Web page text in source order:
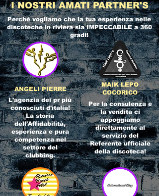
I NOSTRI AMATI PARTNER'S
Perchè vogliamo che la tua esperienza nelle
discoteche in rivierasia IMPECCABILE a 360
gradi!
ANGELI PIERRE
L'agenzia dei pr più
conosciuti d'italia!
La storia
dell'Affidabilità,
esperienza e pura
competenza nel
settore del
clubbing.
MAIK LEPO
COCORICO
Per la consulenza e
la vendita ci
appoggiamo
direttamente al
servizio del
Referente ufficiale
della discoteca!